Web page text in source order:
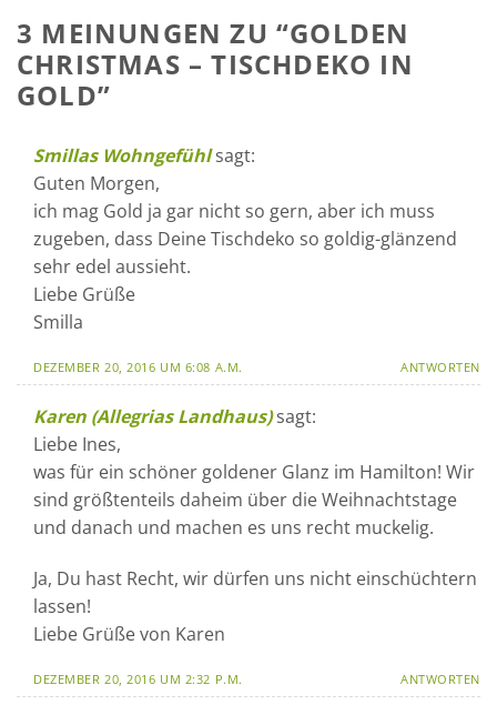
3 MEINUNGEN ZU “GOLDEN
CHRISTMAS – TISCHDEKO IN
GOLD”
Smillas Wohngefühl sagt:
Guten Morgen,
ich mag Gold ja gar nicht so gern, aber ich muss
zugeben, dass Deine Tischdeko so goldig-glänzend
sehr edel aussieht.
Liebe Grüße
Smilla
DEZEMBER 20, 2016 UM 6:08 A.M. ANTWORTEN
Karen (Allegrias Landhaus) sagt:
Liebe Ines,
was für ein schöner goldener Glanz im Hamilton! Wir
sind größtenteils daheim über die Weihnachtstage
und danach und machen es uns recht muckelig.
Ja, Du hast Recht, wir dürfen uns nicht einschüchtern
lassen!
Liebe Grüße von Karen
DEZEMBER 20, 2016 UM 2:32 P.M. ANTWORTEN